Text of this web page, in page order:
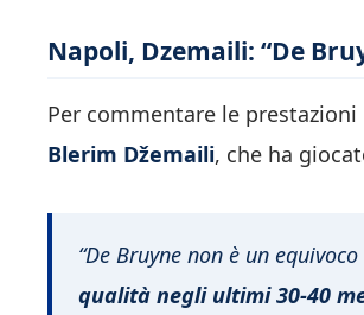
Napoli, Dzemaili: “De
Per commentare le
Blerim Džemaili, che ha
“De Bruyne non è un
qualità negli ultimi 30-40